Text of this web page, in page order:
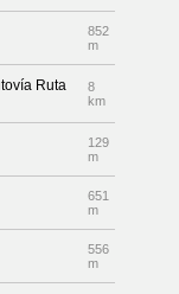
852
m
Ruta
8
km
129
m
651
m
556
m